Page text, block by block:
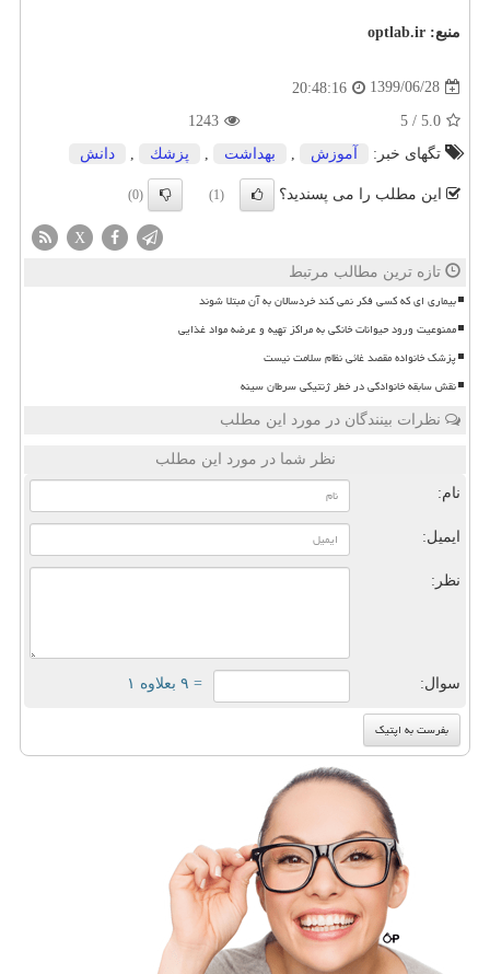
منبع: optlab.ir
1399/06/28
20:48:16
5.0
/
5
1243
تگهای خبر:
آموزش بهداشت پزشك دانش
این مطلب را می پسندید؟ (1)
(0)
X
تازه ترین مطالب مرتبط
بیماری ای که کسی فکر نمی کند خردسالان به آن مبتلا شوند
ممنوعیت ورود حیوانات خانگی به مراکز تهیه و عرضه مواد غذایی
پزشک خانواده مقصد غائی نظام سلامت نیست
نقش سابقه خانوادگی در خطر ژنتیکی سرطان سینه
نظرات بینندگان در مورد این مطلب
نظر شما در مورد این مطلب
نام:
ایمیل:
نظر:
سوال: = ۹ بعلاوه ۱